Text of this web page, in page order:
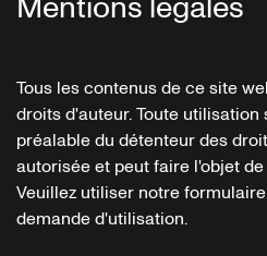
Tous les contenus de ce site
droits d'auteur. Toute
préalable du détenteur des
autorisée et peut faire l'objet
Veuillez utiliser notre
demande d'utilisation.